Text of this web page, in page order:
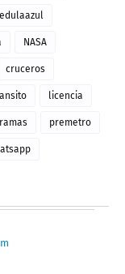
NASA
cruceros
licencia
premetro